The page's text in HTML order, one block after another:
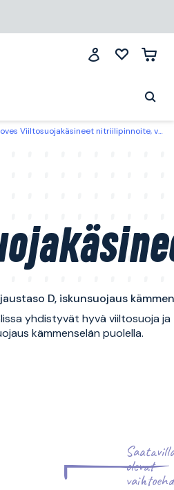
nitriilipinnoite, viiltosuojaustaso D, iskunsuojaus kämmenselän puolella 6
D, iskunsuojaus
yhdistyvät hyvä viiltosuoja ja
kämmenselän puolella.
olevat